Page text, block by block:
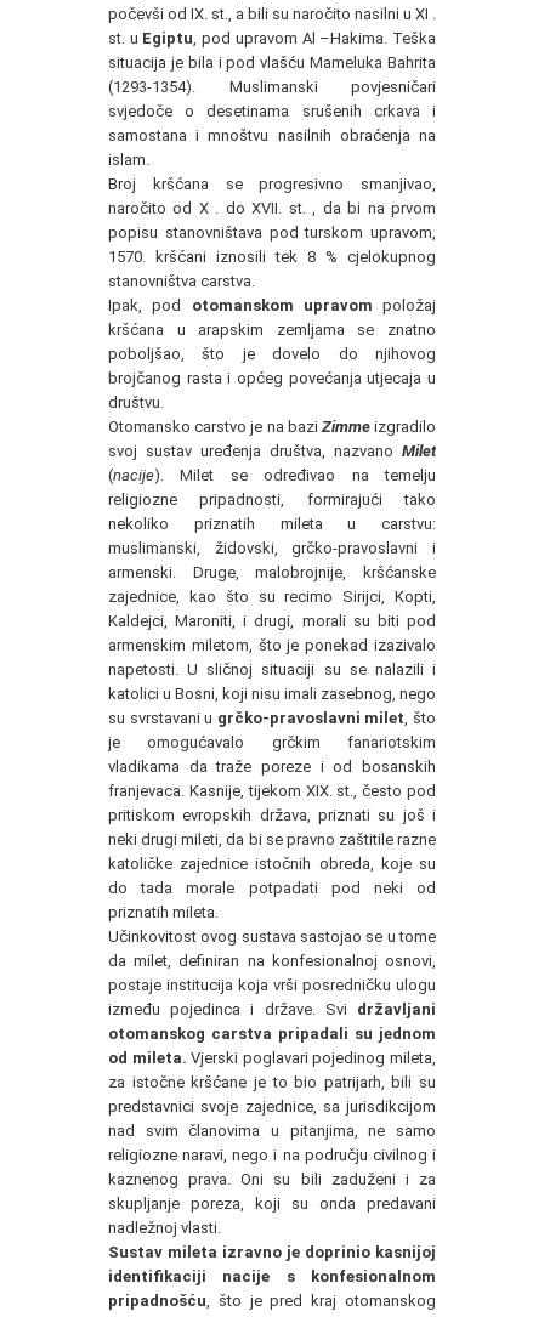
počevši od IX. st., a bili su naročito nasilni u XI .
st. u Egiptu , pod upravom Al –Hakima. Teška
situacija je bila i pod vlašću Mameluka Bahrita
(1293-1354). Muslimanski povjesničari
svjedoče o desetinama srušenih crkava i
samostana i mnoštvu nasilnih obraćenja na
islam.
Broj kršćana se progresivno smanjivao,
naročito od X . do XVII. st. , da bi na prvom
popisu stanovništava pod turskom upravom,
1570. kršćani iznosili tek 8 % cjelokupnog
stanovništva carstva.
Ipak, pod otomanskom upravom položaj
kršćana u arapskim zemljama se znatno
poboljšao, što je dovelo do njihovog
brojčanog rasta i općeg povećanja utjecaja u
društvu.
Otomansko carstvo je na bazi Zimmeizgradilo
svoj sustav uređenja društva, nazvano Milet
(nacije). Milet se određivao na temelju
religiozne pripadnosti, formirajući tako
nekoliko priznatih mileta u carstvu:
muslimanski, židovski, grčko-pravoslavni i
armenski. Druge, malobrojnije, kršćanske
zajednice, kao što su recimo Sirijci, Kopti,
Kaldejci, Maroniti, i drugi, morali su biti pod
armenskim miletom, što je ponekad izazivalo
napetosti. U sličnoj situaciji su se nalazili i
katolici u Bosni, koji nisu imali zasebnog, nego
su svrstavani u grčko-pravoslavni milet , što
je omogućavalo grčkim fanariotskim
vladikama da traže poreze i od bosanskih
franjevaca. Kasnije, tijekom XIX. st., često pod
pritiskom evropskih država, priznati su još i
neki drugi mileti, da bi se pravno zaštitile razne
katoličke zajednice istočnih obreda, koje su
do tada morale potpadati pod neki od
priznatih mileta.
Učinkovitost ovog sustava sastojao se u tome
da milet, definiran na konfesionalnoj osnovi,
postaje institucija koja vrši posredničku ulogu
između pojedinca i države. Svi državljani
otomanskog carstva pripadali su jednom
od mileta. Vjerski poglavari pojedinog mileta,
za istočne kršćane je to bio patrijarh, bili su
predstavnici svoje zajednice, sa jurisdikcijom
nad svim članovima u pitanjima, ne samo
religiozne naravi, nego i na području civilnog i
kaznenog prava. Oni su bili zaduženi i za
skupljanje poreza, koji su onda predavani
nadležnoj vlasti.
Sustav mileta izravno je doprinio kasnijoj
identifikaciji nacije s konfesionalnom
pripadnošću , što je pred kraj otomanskog